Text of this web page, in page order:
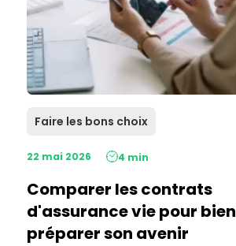
Faire les bons choix
22 mai 2026 4 min
Comparer les contrats
d'assurance vie pour bien
préparer son avenir